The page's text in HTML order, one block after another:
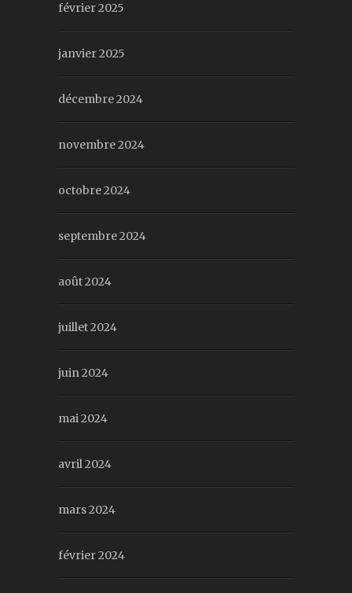
février 2025
janvier 2025
décembre 2024
novembre 2024
octobre 2024
septembre 2024
août 2024
juillet 2024
juin 2024
mai 2024
avril 2024
mars 2024
février 2024